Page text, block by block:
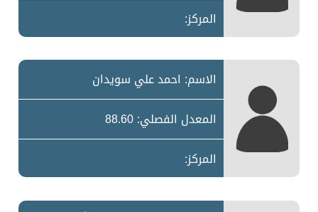
المركز:
الاسم: احمد علي سويدان
المعدل الفصلي: 88.60
المركز: